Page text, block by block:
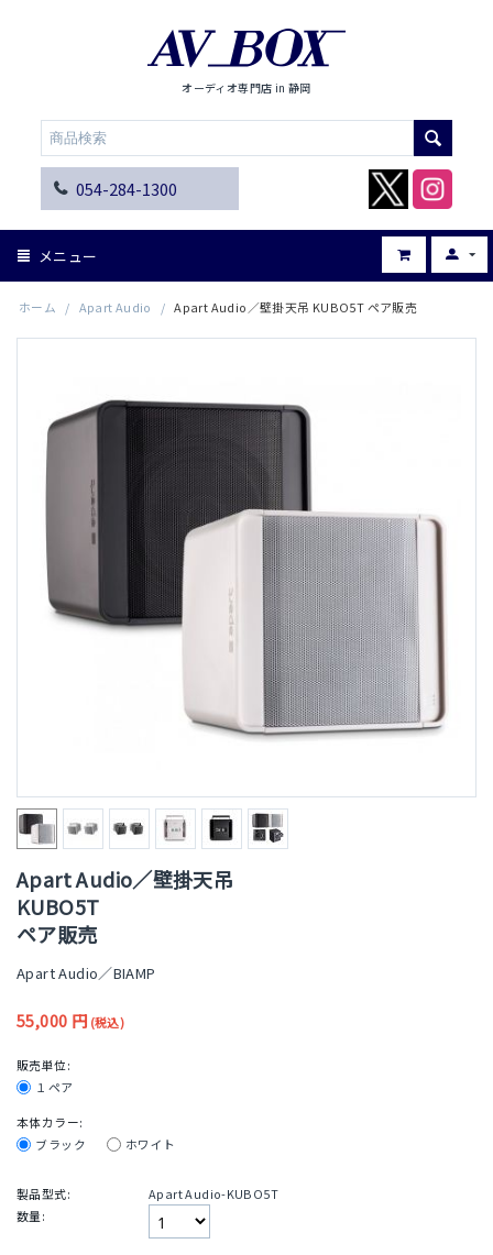
オーディオ専門店 in 静岡
054-284-1300
メニュー
ホーム / Apart Audio / Apart Audio／壁掛天吊 KUBO5T ペア販売
Apart Audio／壁掛天吊
KUBO5T
ペア販売
Apart Audio／BIAMP
55,000 円 (税込)
販売単位:
１ペア
本体カラー:
ブラック
ホワイト
製品型式:
Apart Audio-KUBO5T
数量: